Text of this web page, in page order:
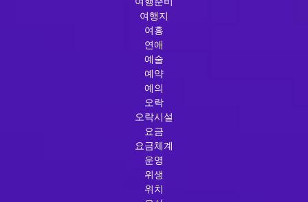
여행지
여흥
연애
예술
예약
예의
오락
오락시설
요금
요금체계
운영
위생
위치